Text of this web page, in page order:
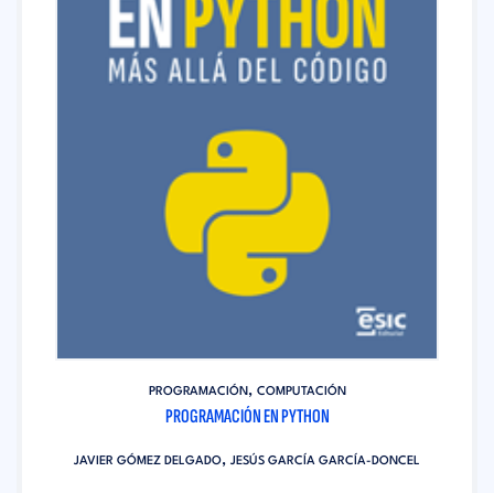
PROGRAMACIÓN, COMPUTACIÓN
PROGRAMACIÓN EN PYTHON
JAVIER GÓMEZ DELGADO, JESÚS GARCÍA GARCÍA-DONCEL